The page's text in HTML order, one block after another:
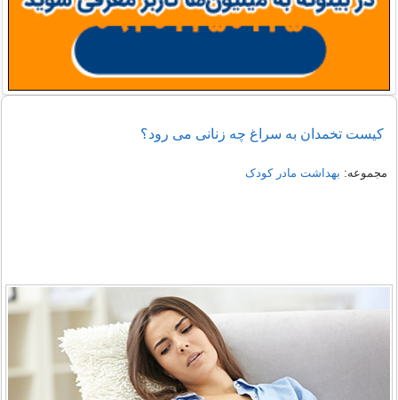
کیست تخمدان به سراغ چه زنانی می رود؟
مجموعه: بهداشت مادر کودک